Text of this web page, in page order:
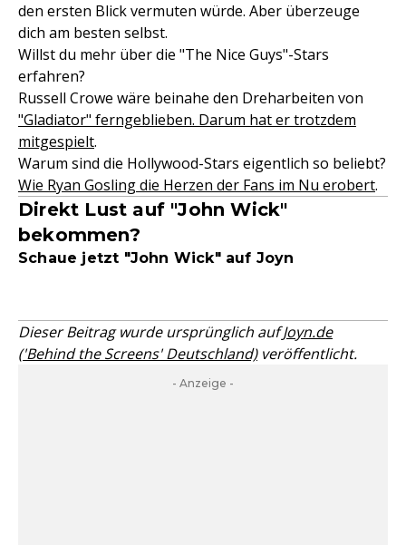
den ersten Blick vermuten würde. Aber überzeuge
dich am besten selbst.
Willst du mehr über die "The Nice Guys"-Stars
erfahren?
Russell Crowe wäre beinahe den Dreharbeiten von
"Gladiator" ferngeblieben. Darum hat er trotzdem
mitgespielt.
Warum sind die Hollywood-Stars eigentlich so beliebt?
Wie Ryan Gosling die Herzen der Fans im Nu erobert.
Direkt Lust auf "John Wick"
bekommen?
Schaue jetzt "John Wick" auf Joyn
Dieser Beitrag wurde ursprünglich aufJoyn.de
('Behind the Screens' Deutschland)veröffentlicht.
- Anzeige -